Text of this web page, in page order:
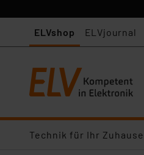
ELVshop ELVjournal
Technik für Ihr Zuhause